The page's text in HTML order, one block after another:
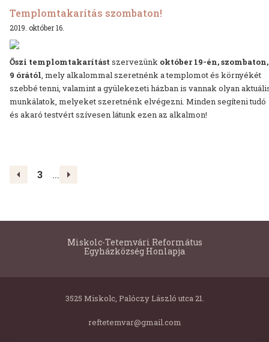
Templomtakarítás szombaton!
2019. október 16.
Őszi templomtakarítást szervezünk október 19-én, szombaton,
9 órától, mely alkalommal szeretnénk a templomot és környékét
szebbé tenni, valamint a gyülekezeti házban is vannak olyan
munkálatok, melyeket szeretnénk elvégezni. Minden segíteni tudó
és akaró testvért szívesen látunk ezen az alkalmon!
3 ...
Miskolc-Tetemvári Református
Egyházközség Honlapja
3525 Miskolc, Palóczy László utca 21.
reftetemvar@gmail.com